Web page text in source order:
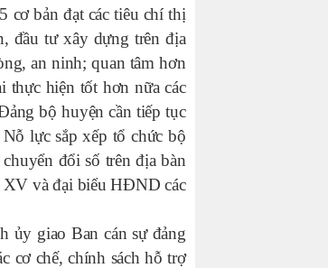
cơ bản đạt các tiêu chí thị
đầu tư xây dựng trên địa
an ninh; quan tâm hơn
thực hiện tốt hơn nữa các
bộ huyện cần tiếp tục
lực sắp xếp tổ chức bộ
đổi số trên địa bàn
XV và đại biểu HĐND các
giao Ban cán sự đảng
cơ chế, chính sách hỗ trợ